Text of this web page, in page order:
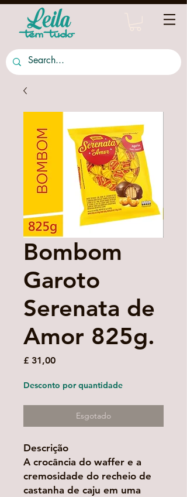
Bombom
Garoto
Serenata de
Amor 825g.
£ 31,00Preço
Desconto por quantidade
Esgotado
Descrição
A crocância do waffer e a
cremosidade do recheio de
castanha de caju em uma